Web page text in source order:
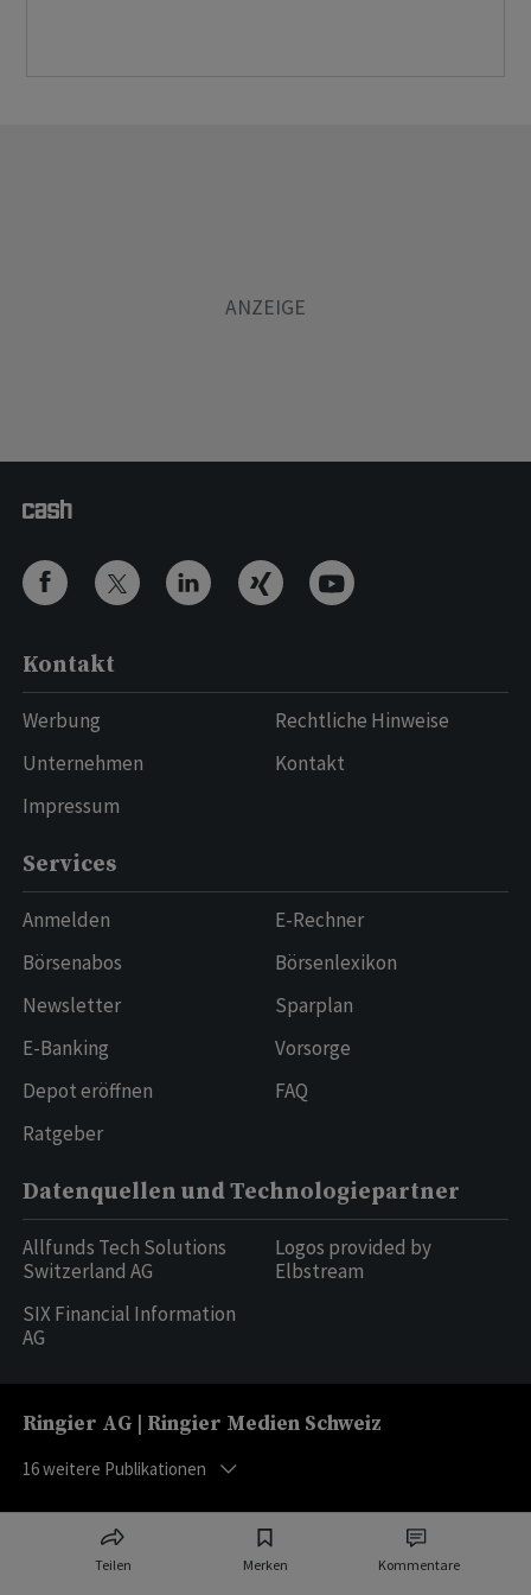
Teilen Merken Kommentare
Kontakt
Werbung
Unternehmen
Impressum
Rechtliche Hinweise
Kontakt
Services
Anmelden
Börsenabos
Newsletter
E-Banking
Depot eröffnen
Ratgeber
E-Rechner
Börsenlexikon
Sparplan
Vorsorge
FAQ
Datenquellen und Technologiepartner
Allfunds Tech Solutions
Switzerland AG
SIX Financial Information
AG
Logos provided by
Elbstream
Ringier AG | Ringier Medien Schweiz
16weitere Publikationen